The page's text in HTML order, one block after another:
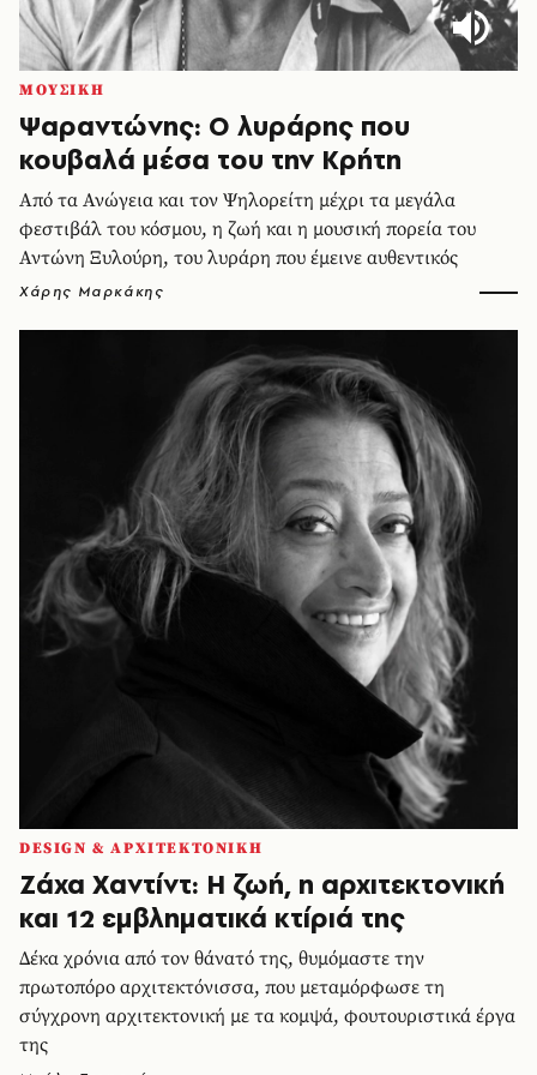
ΜΟΥΣΙΚΗ
Ψαραντώνης: Ο λυράρης που
κουβαλά μέσα του την Κρήτη
Από τα Ανώγεια και τον Ψηλορείτη μέχρι τα μεγάλα
φεστιβάλ του κόσμου, η ζωή και η μουσική πορεία του
Αντώνη Ξυλούρη, του λυράρη που έμεινε αυθεντικός
Χάρης Μαρκάκης
DESIGN & ΑΡΧΙΤΕΚΤΟΝΙΚΗ
Ζάχα Χαντίντ: Η ζωή, η αρχιτεκτονική
και 12 εμβληματικά κτίριά της
Δέκα χρόνια από τον θάνατό της, θυμόμαστε την
πρωτοπόρο αρχιτεκτόνισσα, που μεταμόρφωσε τη
σύγχρονη αρχιτεκτονική με τα κομψά, φουτουριστικά έργα
της